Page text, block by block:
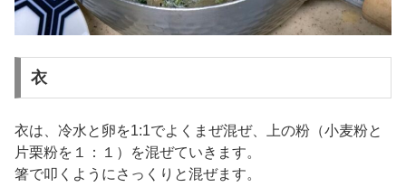
衣
衣は、冷水と卵を1:1でよくまぜ混ぜ、上の粉（小麦粉と
片栗粉を１：１）を混ぜていきます。
箸で叩くようにさっくりと混ぜます。